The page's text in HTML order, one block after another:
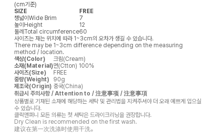
(cm기준)
SIZE
FREE
챙넓이Wide Brim
7
높이Height
12
둘레Total circumference60
사이즈는 재는 위치에 따라 1~3cm의 오차가 생길 수 있습니다.
There may be 1~3cm difference depending on the measuring
method / location.
색상(Color)
크림(Cream)
소재(Material)면(Ctton) 100%
사이즈(Size)
FREE
중량(Weight)
90g
제조국(Origin) 중국(China)
취급시 주의사항 / Attention to / 注意事项 / 注意事項
상품별로 기재된 소재에 해당하는 세탁 및 관리법을 지켜주셔야 더 오래 예쁘게 입으실
수 있습니다.
클릭앤퍼니 모든 의류는 첫 세탁은 드라이크리닝을 권장합니다.
Dry Clean is recommended on the first wash.
建议在第一次洗涤时使用干洗。